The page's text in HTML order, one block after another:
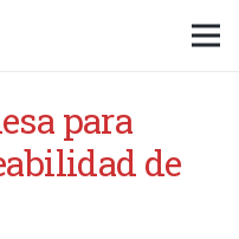
para
de